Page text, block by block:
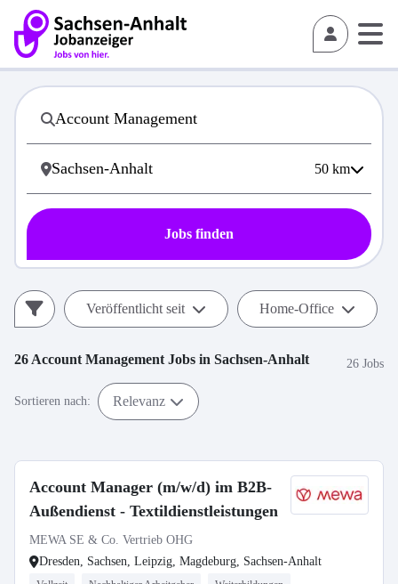
50 km
Jobs finden
Veröffentlicht seit Home-Office
26 Account Management Jobs in Sachsen-Anhalt 26 Jobs
Sortieren nach: Relevanz
Account Manager (m/w/d) im B2B-
Außendienst - Textildienstleistungen
MEWA SE & Co. Vertrieb OHG
Dresden, Sachsen, Leipzig, Magdeburg, Sachsen-Anhalt